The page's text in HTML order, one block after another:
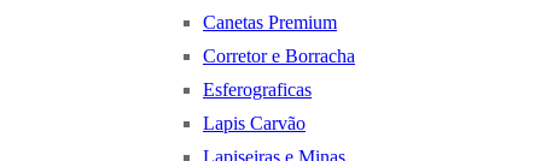
Canetas Premium
Corretor e Borracha
Esferograficas
Lapis Carvão
Lapiseiras e Minas